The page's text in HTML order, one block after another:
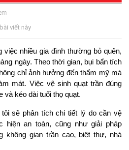
viết này
việc nhiều gia đình thường bỏ quên,
ngày. Theo thời gian, bụi bẩn tích
chỉ ảnh hưởng đến thẩm mỹ mà
mát. Việc vệ sinh quạt trần đúng
và kéo dài tuổi thọ quạt.
tôi sẽ phân tích chi tiết lý do cần vệ
hiện an toàn, cũng như giải pháp
không gian trần cao, biệt thự, nhà